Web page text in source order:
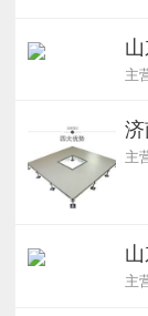
主
主